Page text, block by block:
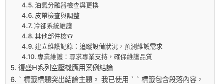
油氣分離器檢查與更換
皮帶檢查與調整
冷卻系統維護
其他部件檢查
建立維護記錄：追蹤設備狀況，預測維護需求
專業維護：尋求專業支持，確保維護品質
復盛H系列空壓機應用案例結論
` 標籤標題突出結論主題。 我已使用 ` ` 標籤包含段落內容，